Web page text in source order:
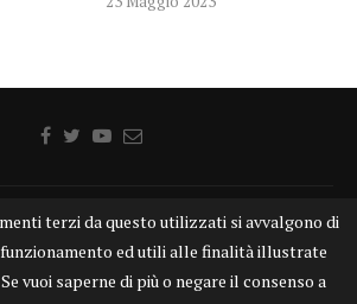
Disclaimer Cookie Contatti
Policy KONGTV
Comunicazione s.r.l. - P.IVA: 15049871005
terzi da questo utilizzati si avvalgono di
ed utili alle finalità illustrate
vuoi saperne di più o negare il consenso a